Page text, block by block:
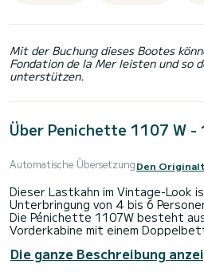
Mit der Buchung dieses Bootes
Fondation de la Mer leisten und so
unterstützen.
Über Penichette 1107 W -
Automatische ÜbersetzungDen
Dieser Lastkahn im Vintage-Look
Unterbringung von 4 bis 6
Die Pénichette 1107W besteht
Vorderkabine mit einem
Sanitäranlagen (1 Dusche, 1
quadratische Ecke bietet Platz für
Die ganze Beschreibung